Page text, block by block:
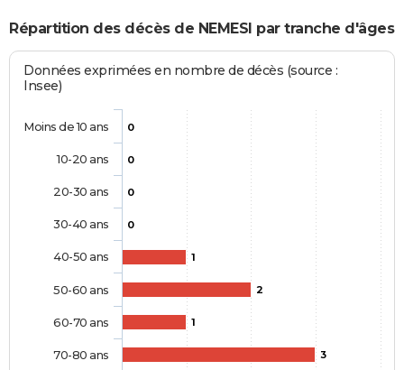
Répartition des décès de NEMESI par tranche d'âges
Données exprimées en nombre de décès (source :
Insee)
0
0
0
0
1
2
1
3
Moins de 10 ans
10-20 ans
20-30 ans
30-40 ans
40-50 ans
50-60 ans
60-70 ans
70-80 ans